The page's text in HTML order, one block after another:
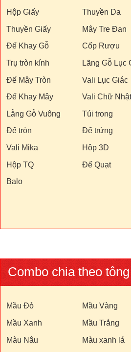
Hộp Giấy Thuyền Da
Thuyền Giấy Mây Tre Đan
Đế Khay Gỗ Cốp Rượu
Trụ tròn kính Lãng Gỗ Lục
Đế Mây Tròn Vali Lục Giác
Đế Khay Mây Vali Chữ Nhật
Lẵng Gỗ Vuông Túi trong
Đế tròn Đế trứng
Vali Mika Hộp 3D
Hộp TQ Đế Quạt
Balo
hiện
tại
là:
370.000 ₫.
gốc
là:
1.440.000
Combo chia theo
Mầu Đỏ Mầu Vàng
Mầu Xanh Mầu Trắng
Màu Nâu Màu xanh lá